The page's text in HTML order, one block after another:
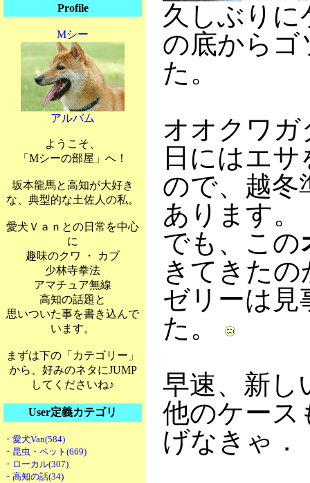
Profile
Mシー
アルバム
ようこそ、
「Mシーの部屋」へ！
坂本龍馬と高知が大好き
な、典型的な土佐人の私。
愛犬Ｖａｎとの日常を中心
に
趣味のクワ ・ カブ
少林寺拳法
アマチュア無線
高知の話題と
思いついた事を書き込んで
います。
まずは下の「カテゴリー」
から、好みのネタにJUMP
してくださいね♪
User定義カテゴリ
・愛犬Van(584)
・昆虫・ペット(669)
・ローカル(307)
・高知の話(34)
久しぶりに
の底からゴ
た。
オオクワガ
日にはエ
ので、越冬
あります。
でも、この
きてきたの
ゼリーは見
た。
早速、新し
他のケース
げなきゃ．